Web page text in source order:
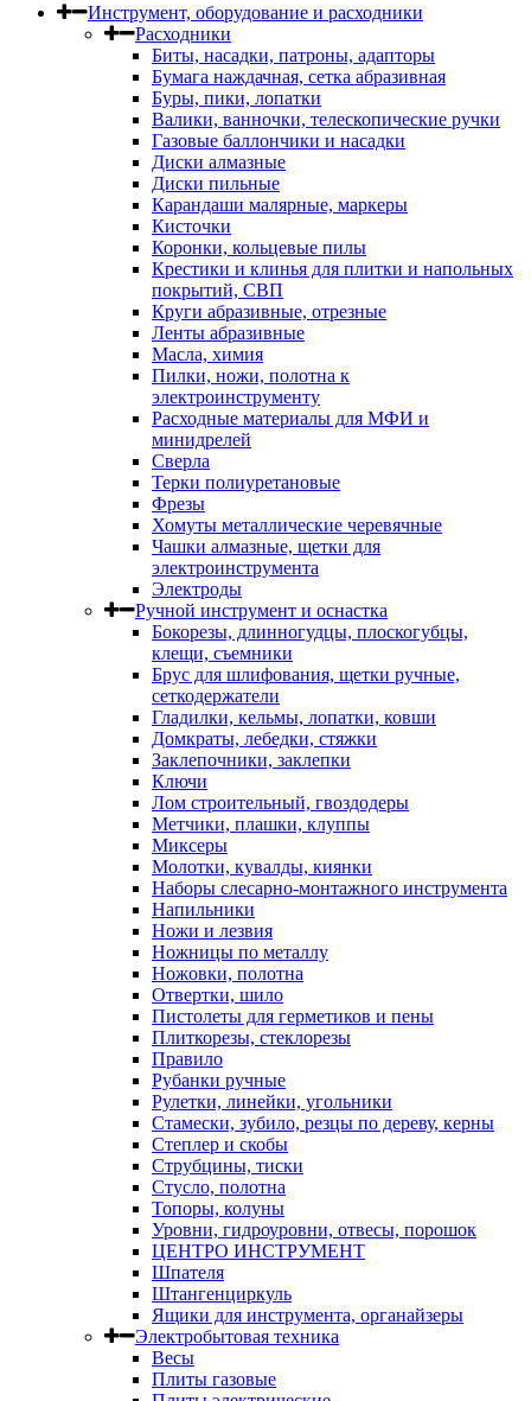
Инструмент, оборудование и расходники
Расходники
Биты, насадки, патроны, адапторы
Бумага наждачная, сетка абразивная
Буры, пики, лопатки
Валики, ванночки, телескопические ручки
Газовые баллончики и насадки
Диски алмазные
Диски пильные
Карандаши малярные, маркеры
Кисточки
Коронки, кольцевые пилы
Крестики и клинья для плитки и напольных
покрытий, СВП
Круги абразивные, отрезные
Ленты абразивные
Масла, химия
Пилки, ножи, полотна к
электроинструменту
Расходные материалы для МФИ и
минидрелей
Сверла
Терки полиуретановые
Фрезы
Хомуты металлические черевячные
Чашки алмазные, щетки для
электроинструмента
Электроды
Ручной инструмент и оснастка
Бокорезы, длинногудцы, плоскогубцы,
клещи, съемники
Брус для шлифования, щетки ручные,
сеткодержатели
Гладилки, кельмы, лопатки, ковши
Домкраты, лебедки, стяжки
Заклепочники, заклепки
Ключи
Лом строительный, гвоздодеры
Метчики, плашки, клуппы
Миксеры
Молотки, кувалды, киянки
Наборы слесарно-монтажного инструмента
Напильники
Ножи и лезвия
Ножницы по металлу
Ножовки, полотна
Отвертки, шило
Пистолеты для герметиков и пены
Плиткорезы, стеклорезы
Правило
Рубанки ручные
Рулетки, линейки, угольники
Стамески, зубило, резцы по дереву, керны
Степлер и скобы
Струбцины, тиски
Стусло, полотна
Топоры, колуны
Уровни, гидроуровни, отвесы, порошок
ЦЕНТРО ИНСТРУМЕНТ
Шпателя
Штангенциркуль
Ящики для инструмента, органайзеры
Электробытовая техника
Весы
Плиты газовые